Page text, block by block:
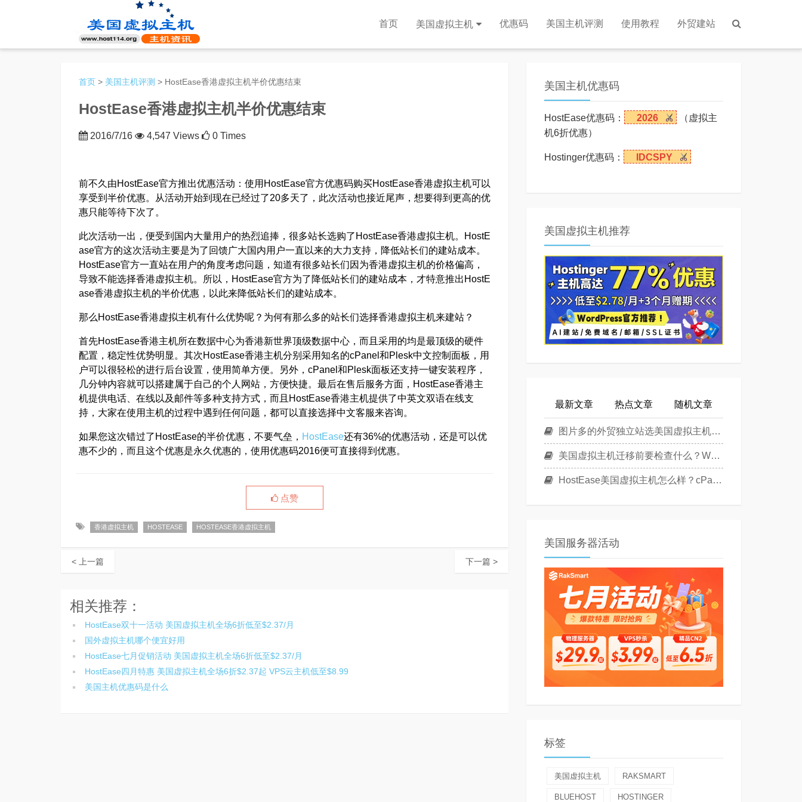
首页 美国虚拟主机 优惠码 美国主机评测 使用教程 外贸建站
首页 > 美国主机评测 > HostEase香港虚拟主机半价优惠结束
HostEase香港虚拟主机半价优惠结束
2016/7/16 4,547 Views 0 Times
前不久由HostEase官方推出优惠活动：使用HostEase官方优惠码购买HostEase香港虚拟主机可以
享受到半价优惠。从活动开始到现在已经过了20多天了，此次活动也接近尾声，想要得到更高的优
惠只能等待下次了。
此次活动一出，便受到国内大量用户的热烈追捧，很多站长选购了HostEase香港虚拟主机。HostE
ase官方的这次活动主要是为了回馈广大国内用户一直以来的大力支持，降低站长们的建站成本。
HostEase官方一直站在用户的角度考虑问题，知道有很多站长们因为香港虚拟主机的价格偏高，
导致不能选择香港虚拟主机。所以，HostEase官方为了降低站长们的建站成本，才特意推出HostE
ase香港虚拟主机的半价优惠，以此来降低站长们的建站成本。
那么HostEase香港虚拟主机有什么优势呢？为何有那么多的站长们选择香港虚拟主机来建站？
首先HostEase香港主机所在数据中心为香港新世界顶级数据中心，而且采用的均是最顶级的硬件
配置，稳定性优势明显。其次HostEase香港主机分别采用知名的cPanel和Plesk中文控制面板，用
户可以很轻松的进行后台设置，使用简单方便。另外，cPanel和Plesk面板还支持一键安装程序，
几分钟内容就可以搭建属于自己的个人网站，方便快捷。最后在售后服务方面，HostEase香港主
机提供电话、在线以及邮件等多种支持方式，而且HostEase香港主机提供了中英文双语在线支
持，大家在使用主机的过程中遇到任何问题，都可以直接选择中文客服来咨询。
如果您这次错过了HostEase的半价优惠，不要气垒， HostEase还有36%的优惠活动，还是可以优
惠不少的，而且这个优惠是永久优惠的，使用优惠码2016便可直接得到优惠。
点赞
香港虚拟主机 HOSTEASE HOSTEASE香港虚拟主机
< 上一篇 下一篇 >
相关推荐：
HostEase双十一活动 美国虚拟主机全场6折低至$2.37/月
国外虚拟主机哪个便宜好用
HostEase七月促销活动 美国虚拟主机全场6折低至$2.37/月
HostEase四月特惠 美国虚拟主机全场6折$2.37起 VPS云主机低至$8.99
美国主机优惠码是什么
美国主机优惠码
HostEase优惠码： 2026
（虚拟主
机6折优惠）
Hostinger优惠码： IDCSPY
美国虚拟主机推荐
最新文章 热点文章 随机文章
图片多的外贸独立站选美国虚拟主机还是美国云主机？
美国虚拟主机迁移前要检查什么？WordPress换主机清单
HostEase美国虚拟主机怎么样？cPanel面板美国Linux主机方案介绍
美国服务器活动
标签
美国虚拟主机 RAKSMART
BLUEHOST HOSTINGER